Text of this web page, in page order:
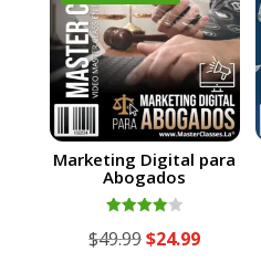
Marketing Digital para
Abogados
con
$49.99El
$24.99El